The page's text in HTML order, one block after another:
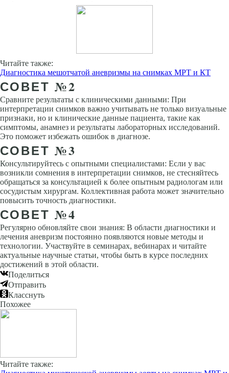
Читайте также:
Диагностика мешотчатой аневризмы на снимках МРТ и КТ
СОВЕТ №2
Сравните результаты с клиническими данными: При
интерпретации снимков важно учитывать не только визуальные
признаки, но и клинические данные пациента, такие как
симптомы, анамнез и результаты лабораторных исследований.
Это поможет избежать ошибок в диагнозе.
СОВЕТ №3
Консультируйтесь с опытными специалистами: Если у вас
возникли сомнения в интерпретации снимков, не стесняйтесь
обращаться за консультацией к более опытным радиологам или
сосудистым хирургам. Коллективная работа может значительно
повысить точность диагностики.
СОВЕТ №4
Регулярно обновляйте свои знания: В области диагностики и
лечения аневризм постоянно появляются новые методы и
технологии. Участвуйте в семинарах, вебинарах и читайте
актуальные научные статьи, чтобы быть в курсе последних
достижений в этой области.
Поделиться
Отправить
Класснуть
Похожее
Читайте также: